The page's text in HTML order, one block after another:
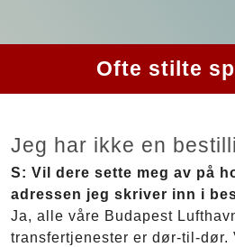
Ofte stilte
Jeg har ikke en
S: Vil dere sette meg av på
adressen jeg skriver inn i
Ja, alle våre Budapest
transfertjenester er dør-til-dør.